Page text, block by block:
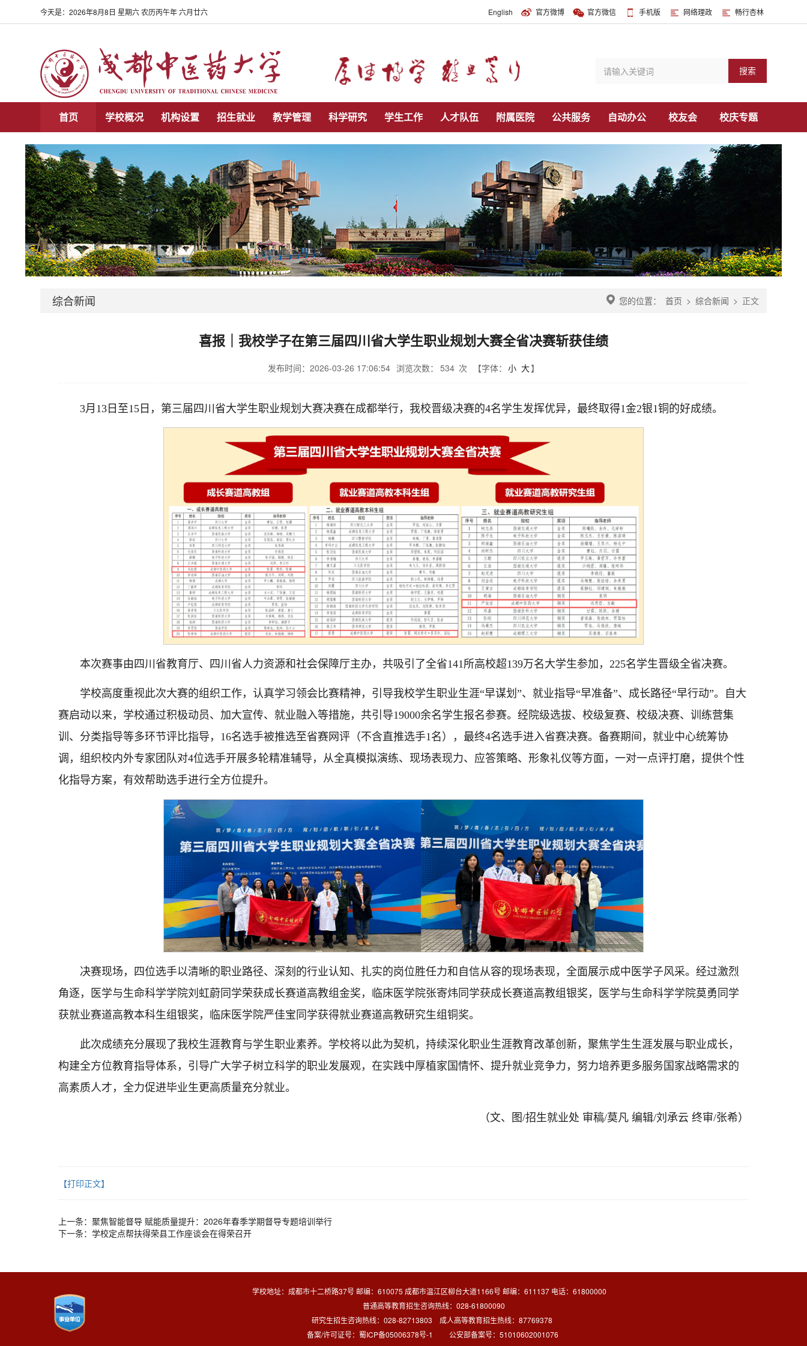
English 官方微博 官方微信 手机版 网络理政 畅行杏林
今天是： 2026年8月8日 星期六 农历丙午年 六月廿六
搜索
首页 学校概况 机构设置 招生就业 教学管理 科学研究 学生工作 人才队伍 附属医院 公共服务 自动办公 校友会 校庆专题
您的位置： 首页 > 综合新闻 > 正文
综合新闻
喜报｜我校学子在第三届四川省大学生职业规划大赛全省决赛斩获佳绩
发布时间：2026-03-26 17:06:54 浏览次数： 534 次 【字体： 小 大】
3月13日至15日，第三届四川省大学生职业规划大赛决赛在成都举行，我校晋级决赛的4名学生发挥优异，最终取得1金2银1铜的好成绩。
本次赛事由四川省教育厅、四川省人力资源和社会保障厅主办，共吸引了全省141所高校超139万名大学生参加，225名学生晋级全省决赛。
学校高度重视此次大赛的组织工作，认真学习领会比赛精神，引导我校学生职业生涯“早谋划”、就业指导“早准备”、成长路径“早行动”。自大
赛启动以来，学校通过积极动员、加大宣传、就业融入等措施，共引导19000余名学生报名参赛。经院级选拔、校级复赛、校级决赛、训练营集
训、分类指导等多环节评比指导，16名选手被推选至省赛网评（不含直推选手1名），最终4名选手进入省赛决赛。备赛期间，就业中心统筹协
调，组织校内外专家团队对4位选手开展多轮精准辅导，从全真模拟演练、现场表现力、应答策略、形象礼仪等方面，一对一点评打磨，提供个性
化指导方案，有效帮助选手进行全方位提升。
决赛现场，四位选手以清晰的职业路径、深刻的行业认知、扎实的岗位胜任力和自信从容的现场表现，全面展示成中医学子风采。经过激烈
角逐，医学与生命科学学院刘虹蔚同学荣获成长赛道高教组金奖，临床医学院张寄炜同学获成长赛道高教组银奖，医学与生命科学学院莫勇同学
获就业赛道高教本科生组银奖，临床医学院严佳宝同学获得就业赛道高教研究生组铜奖。
此次成绩充分展现了我校生涯教育与学生职业素养。学校将以此为契机，持续深化职业生涯教育改革创新，聚焦学生生涯发展与职业成长，
构建全方位教育指导体系，引导广大学子树立科学的职业发展观，在实践中厚植家国情怀、提升就业竞争力，努力培养更多服务国家战略需求的
高素质人才，全力促进毕业生更高质量充分就业。
（文、图/招生就业处 审稿/莫凡 编辑/刘承云 终审/张希）
【打印正文】
上一条： 聚焦智能督导 赋能质量提升：2026年春季学期督导专题培训举行
下一条： 学校定点帮扶得荣县工作座谈会在得荣召开
学校地址：成都市十二桥路37号 邮编：610075 成都市温江区柳台大道1166号 邮编：611137 电话：61800000
普通高等教育招生咨询热线：028-61800090
研究生招生咨询热线：028-82713803 成人高等教育招生热线：87769378
备案/许可证号： 蜀ICP备05006378号-1 公安部备案号：51010602001076